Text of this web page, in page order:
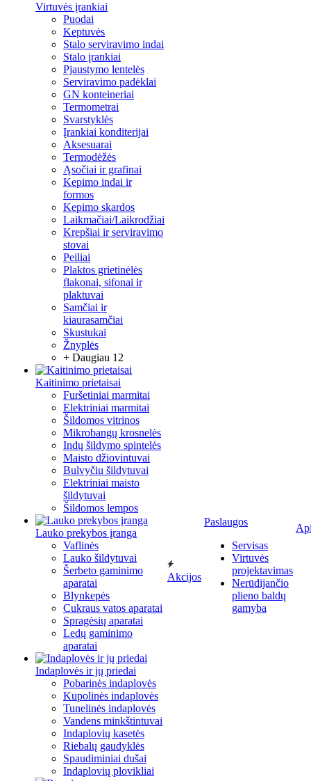
Virtuvės įrankiai
Puodai
Keptuvės
Stalo serviravimo indai
Stalo įrankiai
Pjaustymo lentelės
Serviravimo padėklai
GN konteineriai
Termometrai
Svarstyklės
Įrankiai konditerijai
Aksesuarai
Termodėžės
Ąsočiai ir grafinai
Kepimo indai ir
formos
Kepimo skardos
Laikmačiai/Laikrodžiai
Krepšiai ir serviravimo
stovai
Peiliai
Plaktos grietinėlės
flakonai, sifonai ir
plaktuvai
Samčiai ir
kiaurasamčiai
Skustukai
Žnyplės
+ Daugiau 12
Kaitinimo prietaisai
Furšetiniai marmitai
Elektriniai marmitai
Šildomos vitrinos
Mikrobangų krosnelės
Indų šildymo spintelės
Maisto džiovintuvai
Bulvyčiu šildytuvai
Elektriniai maisto
šildytuvai
Šildomos lempos
Lauko prekybos įranga
Vaflinės
Lauko šildytuvai
Šerbeto gaminimo
aparatai
Blynkepės
Cukraus vatos aparatai
Spragėsių aparatai
Ledų gaminimo
aparatai
Indaplovės ir jų priedai
Pobarinės indaplovės
Kupolinės indaplovės
Tunelinės indaplovės
Vandens minkštintuvai
Indaplovių kasetės
Riebalų gaudyklės
Spaudiminiai dušai
Indaplovių plovikliai
Akcijos
Paslaugos
Servisas
Virtuvės
projektavimas
Nerūdijančio
plieno baldų
gamyba